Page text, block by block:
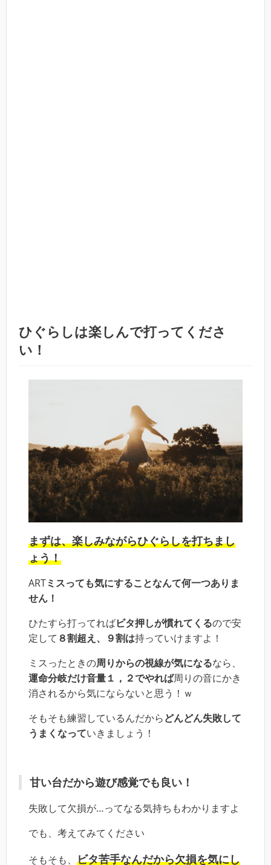
ひぐらしは楽しんで打ってくださ
い！
まずは、楽しみながらひぐらしを打ちまし
ょう！
ARTミスっても気にすることなんて何一つありま
せん！
ひたすら打ってればビタ押しが慣れてくるので安
定して ８割超え、９割は持っていけますよ！
ミスったときの周りからの視線が気になるなら、
運命分岐だけ音量１，２でやれば周りの音にかき
消されるから気にならないと思う！ｗ
そもそも練習しているんだからどんどん失敗して
うまくなっていきましょう！
甘い台だから遊び感覚でも良い！
失敗して欠損が…ってなる気持ちもわかりますよ
でも、考えてみてください
そもそも、 ビタ苦手なんだから欠損を気にし